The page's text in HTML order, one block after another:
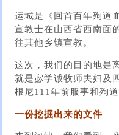
运城是《回首百年殉道
宣教士在山西省西南面
往其他乡镇宣教。
这次，我们的目的地是
就是宓学诚牧师夫妇及
根尼111年前服事和殉道
一份挖掘出来的文件